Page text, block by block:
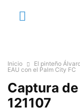
Inicio
El pinteño
EAU con el Palm City FC
Captura
121107